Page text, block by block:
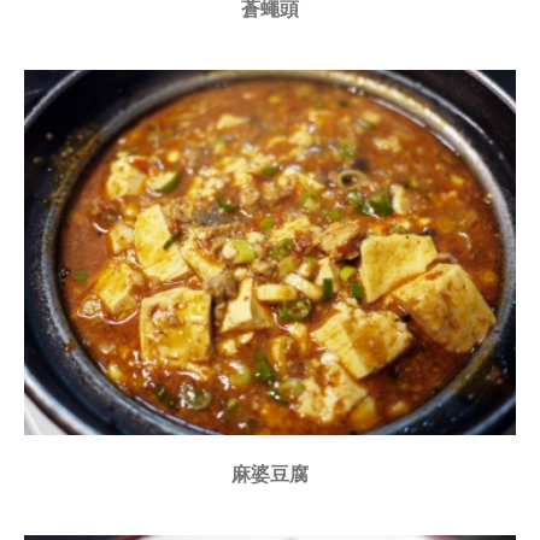
蒼蠅頭
麻婆豆腐